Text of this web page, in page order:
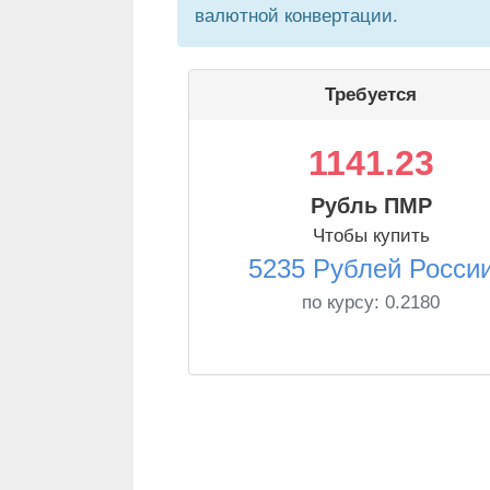
валютной конвертации.
Требуется
1141.23
Рубль ПМР
Чтобы купить
5235 Рублей
по курсу: 0.2180